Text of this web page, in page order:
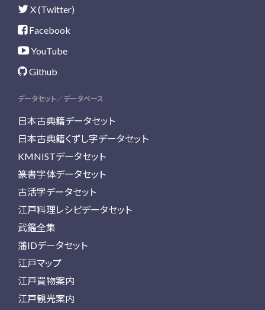
X (Twitter)
Facebook
YouTube
Github
データセット／データベース
日本古典籍データセット
日本古典籍くずし字データセット
KMNISTデータセット
篆書字体データセット
古活字データセット
江戸料理レシピデータセット
武鑑全集
藩IDデータセット
江戸マップ
江戸買物案内
江戸観光案内